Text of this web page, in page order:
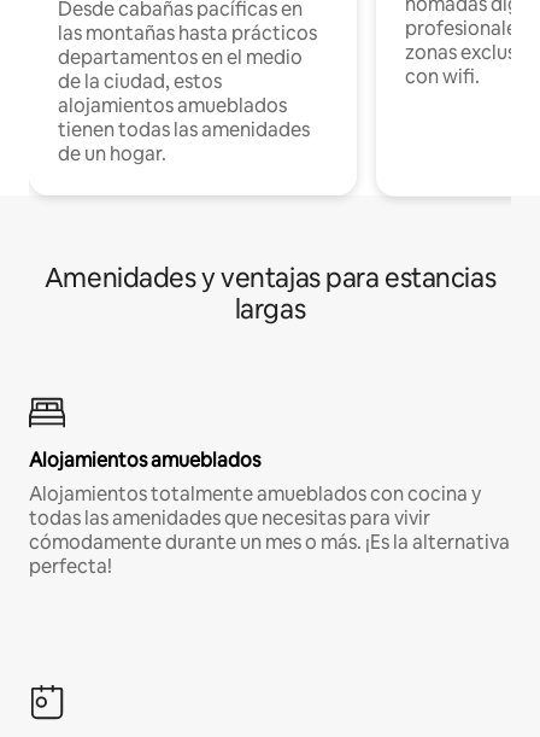
Desde cabañas pacíficas en
las montañas hasta prácticos
departamentos en el medio
de la ciudad, estos
alojamientos amueblados
tienen todas las amenidades
de un hogar.
profesionales
zonas
con wifi.
Amenidades y ventajas para estancias
largas
Alojamientos amueblados
Alojamientos totalmente amueblados con cocina y
todas las amenidades que necesitas para vivir
cómodamente durante un mes o más. ¡Es la alternativa
perfecta!